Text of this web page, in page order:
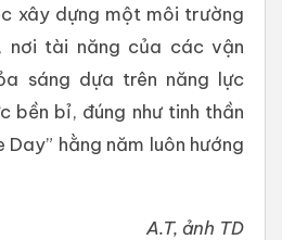
xây dựng một môi trường
nơi tài năng của các vận
sáng dựa trên năng lực
bền bỉ, đúng như tinh thần
Day” hằng năm luôn hướng
A.T, ảnh TD